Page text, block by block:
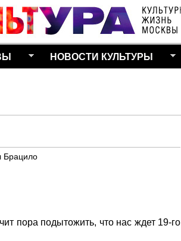
к основному
НОВОСТИ КУЛЬТУРЫ
Брацило
пора подытожить, что нас ждет 19-го